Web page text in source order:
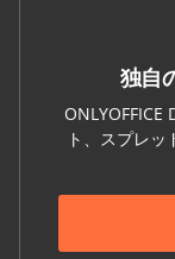
独自
ONLYOFFICE
ト、スプレ